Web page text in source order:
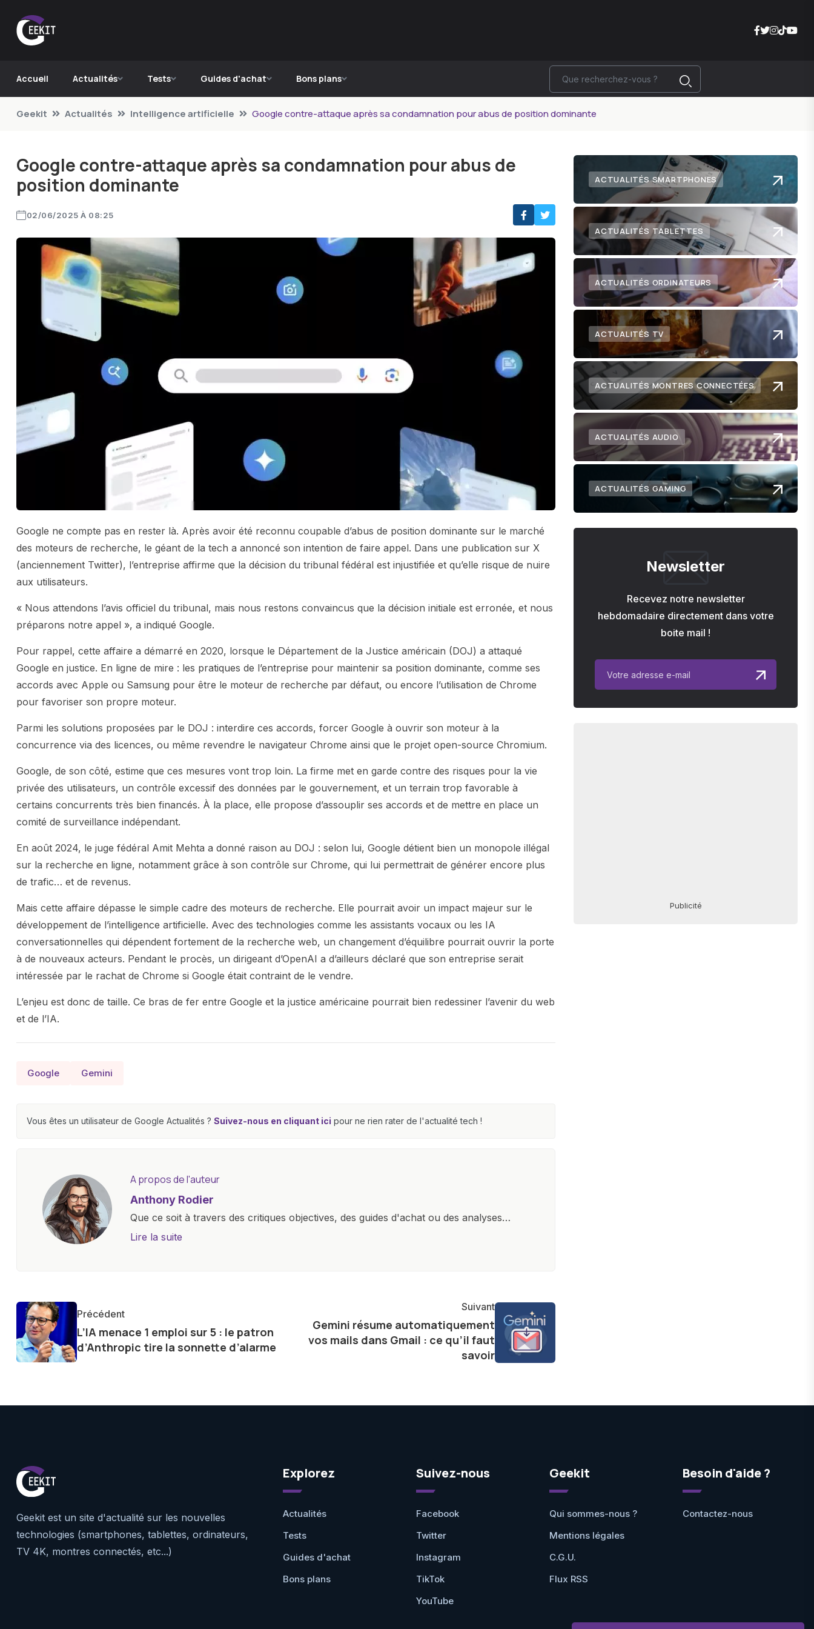
Accueil Actualités Tests Guides d'achat Bons plans
Geekit Actualités Intelligence artificielle Google contre-attaque après sa condamnation pour abus de position dominante
Google contre-attaque après sa condamnation pour abus de
position dominante
02/06/2025 À 08:25
Google ne compte pas en rester là. Après avoir été reconnu coupable d’abus de position dominante sur le marché
des moteurs de recherche, le géant de la tech a annoncé son intention de faire appel. Dans une publication sur X
(anciennement Twitter), l’entreprise affirme que la décision du tribunal fédéral est injustifiée et qu’elle risque de nuire
aux utilisateurs.
« Nous attendons l’avis officiel du tribunal, mais nous restons convaincus que la décision initiale est erronée, et nous
préparons notre appel », a indiqué Google.
Pour rappel, cette affaire a démarré en 2020, lorsque le Département de la Justice américain (DOJ) a attaqué
Google en justice. En ligne de mire : les pratiques de l’entreprise pour maintenir sa position dominante, comme ses
accords avec Apple ou Samsung pour être le moteur de recherche par défaut, ou encore l’utilisation de Chrome
pour favoriser son propre moteur.
Parmi les solutions proposées par le DOJ : interdire ces accords, forcer Google à ouvrir son moteur à la
concurrence via des licences, ou même revendre le navigateur Chrome ainsi que le projet open-source Chromium.
Google, de son côté, estime que ces mesures vont trop loin. La firme met en garde contre des risques pour la vie
privée des utilisateurs, un contrôle excessif des données par le gouvernement, et un terrain trop favorable à
certains concurrents très bien financés. À la place, elle propose d’assouplir ses accords et de mettre en place un
comité de surveillance indépendant.
En août 2024, le juge fédéral Amit Mehta a donné raison au DOJ : selon lui, Google détient bien un monopole illégal
sur la recherche en ligne, notamment grâce à son contrôle sur Chrome, qui lui permettrait de générer encore plus
de trafic… et de revenus.
Mais cette affaire dépasse le simple cadre des moteurs de recherche. Elle pourrait avoir un impact majeur sur le
développement de l’intelligence artificielle. Avec des technologies comme les assistants vocaux ou les IA
conversationnelles qui dépendent fortement de la recherche web, un changement d’équilibre pourrait ouvrir la porte
à de nouveaux acteurs. Pendant le procès, un dirigeant d’OpenAI a d’ailleurs déclaré que son entreprise serait
intéressée par le rachat de Chrome si Google était contraint de le vendre.
L’enjeu est donc de taille. Ce bras de fer entre Google et la justice américaine pourrait bien redessiner l’avenir du web
et de l’IA.
Google Gemini
Vous êtes un utilisateur de Google Actualités ? Suivez-nous en cliquant ici pour ne rien rater de l'actualité tech !
A propos de l'auteur
Anthony Rodier
Que ce soit à travers des critiques objectives, des guides d'achat ou des analyses
approfondies, je m'efforce de rendre la technologie accessible à tous, en démystifiant
Lire la suite
Précédent
L’IA menace 1 emploi sur 5 : le patron
d’Anthropic tire la sonnette d’alarme
Suivant
Gemini résume automatiquement
vos mails dans Gmail : ce qu’il faut
savoir
ACTUALITÉS SMARTPHONES
ACTUALITÉS TABLETTES
ACTUALITÉS ORDINATEURS
ACTUALITÉS TV
ACTUALITÉS MONTRES CONNECTÉES
ACTUALITÉS AUDIO
ACTUALITÉS GAMING
Newsletter
Recevez notre newsletter
hebdomadaire directement dans votre
boite mail !
Publicité
Geekit est un site d'actualité sur les nouvelles
technologies (smartphones, tablettes, ordinateurs,
TV 4K, montres connectés, etc...)
Explorez
Actualités
Tests
Guides d'achat
Bons plans
Suivez-nous
Facebook
Twitter
Instagram
TikTok
YouTube
Geekit
Qui sommes-nous ?
Mentions légales
C.G.U.
Flux RSS
Besoin d'aide ?
Contactez-nous